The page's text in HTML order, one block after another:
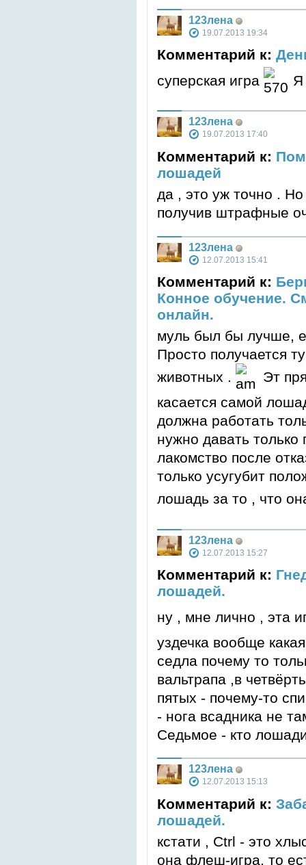
123лена
19.07.2013 19:34
Комментарий к:
суперская игра
Я
123лена
19.07.2013 17:40
Комментарий к:
лошадей
да , это уж точно .
получив штрафные
123лена
12.07.2013 15:41
Комментарий к:
Конное обучение.
онлайн.
муль был бы лучше,
Просто получается
животных .
Эт
касается самой
должна работать
нужно давать
лакомство после
только усугубит
лошадь за то , что
123лена
12.07.2013 15:27
Комментарий к:
лошадей.
ну , мне лично , эта
уздечка вообще
седла почему то
вальтрапа ,в
пятых - почему-то
- нога всадника не
Седьмое - кто
123лена
12.07.2013 15:13
Комментарий к:
лошадей.
кстати , Ctrl - это
она флеш-игра, то